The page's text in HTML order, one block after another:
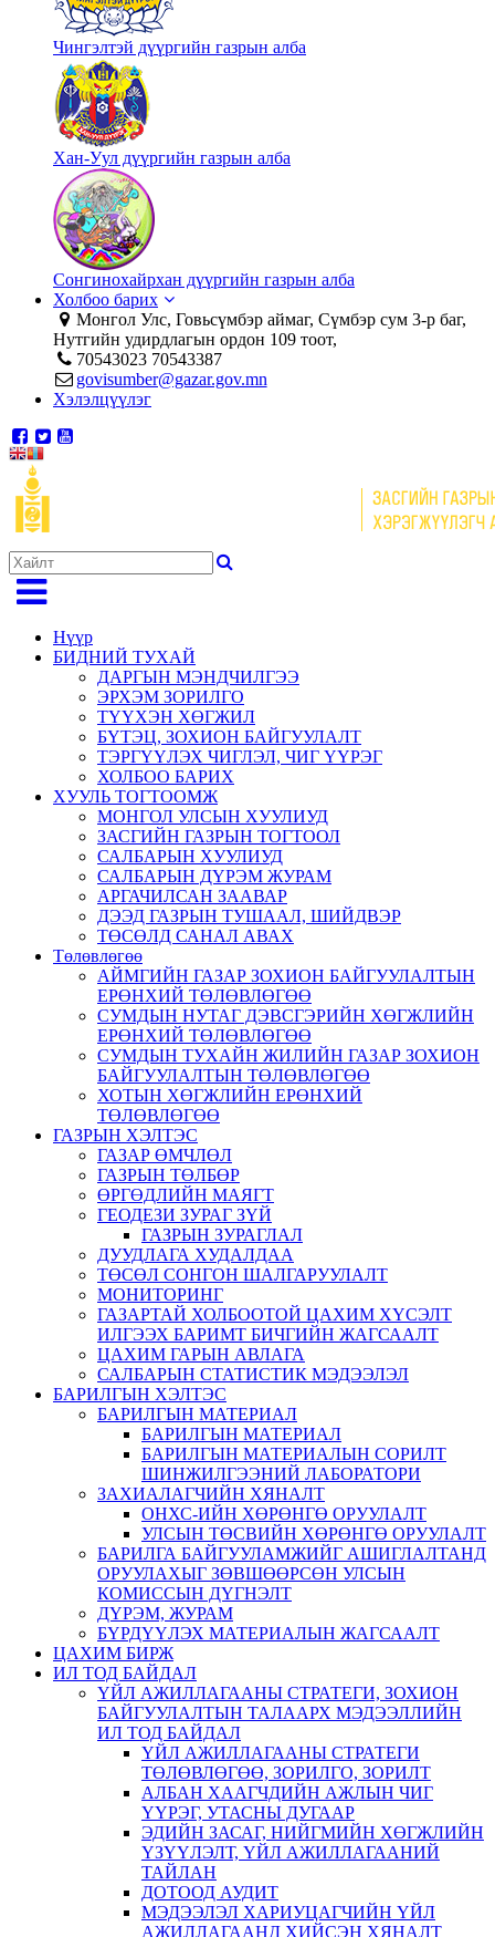
Чингэлтэй дүүргийн газрын алба
Хан-Уул дүүргийн газрын алба
Сонгинохайрхан дүүргийн газрын алба
Холбоо барих
Монгол Улс, Говьсүмбэр аймаг, Сүмбэр сум 3-р баг,
Нутгийн удирдлагын ордон 109 тоот,
70543023 70543387
govisumber@gazar.gov.mn
Хэлэлцүүлэг
Нүүр
БИДНИЙ ТУХАЙ
ДАРГЫН МЭНДЧИЛГЭЭ
ЭРХЭМ ЗОРИЛГО
ТҮҮХЭН ХӨГЖИЛ
БҮТЭЦ, ЗОХИОН БАЙГУУЛАЛТ
ТЭРГҮҮЛЭХ ЧИГЛЭЛ, ЧИГ ҮҮРЭГ
ХОЛБОО БАРИХ
ХУУЛЬ ТОГТООМЖ
МОНГОЛ УЛСЫН ХУУЛИУД
ЗАСГИЙН ГАЗРЫН ТОГТООЛ
САЛБАРЫН ХУУЛИУД
САЛБАРЫН ДҮРЭМ ЖУРАМ
АРГАЧИЛСАН ЗААВАР
ДЭЭД ГАЗРЫН ТУШААЛ, ШИЙДВЭР
ТӨСӨЛД САНАЛ АВАХ
Төлөвлөгөө
АЙМГИЙН ГАЗАР ЗОХИОН БАЙГУУЛАЛТЫН
ЕРӨНХИЙ ТӨЛӨВЛӨГӨӨ
СУМДЫН НУТАГ ДЭВСГЭРИЙН ХӨГЖЛИЙН
ЕРӨНХИЙ ТӨЛӨВЛӨГӨӨ
СУМДЫН ТУХАЙН ЖИЛИЙН ГАЗАР ЗОХИОН
БАЙГУУЛАЛТЫН ТӨЛӨВЛӨГӨӨ
ХОТЫН ХӨГЖЛИЙН ЕРӨНХИЙ
ТӨЛӨВЛӨГӨӨ
ГАЗРЫН ХЭЛТЭС
ГАЗАР ӨМЧЛӨЛ
ГАЗРЫН ТӨЛБӨР
ӨРГӨДЛИЙН МАЯГТ
ГЕОДЕЗИ ЗУРАГ ЗҮЙ
ГАЗРЫН ЗУРАГЛАЛ
ДУУДЛАГА ХУДАЛДАА
ТӨСӨЛ СОНГОН ШАЛГАРУУЛАЛТ
МОНИТОРИНГ
ГАЗАРТАЙ ХОЛБООТОЙ ЦАХИМ ХҮСЭЛТ
ИЛГЭЭХ БАРИМТ БИЧГИЙН ЖАГСААЛТ
ЦАХИМ ГАРЫН АВЛАГА
САЛБАРЫН СТАТИСТИК МЭДЭЭЛЭЛ
БАРИЛГЫН ХЭЛТЭС
БАРИЛГЫН МАТЕРИАЛ
БАРИЛГЫН МАТЕРИАЛ
БАРИЛГЫН МАТЕРИАЛЫН СОРИЛТ
ШИНЖИЛГЭЭНИЙ ЛАБОРАТОРИ
ЗАХИАЛАГЧИЙН ХЯНАЛТ
ОНХС-ИЙН ХӨРӨНГӨ ОРУУЛАЛТ
УЛСЫН ТӨСВИЙН ХӨРӨНГӨ ОРУУЛАЛТ
БАРИЛГА БАЙГУУЛАМЖИЙГ АШИГЛАЛТАНД
ОРУУЛАХЫГ ЗӨВШӨӨРСӨН УЛСЫН
КОМИССЫН ДҮГНЭЛТ
ДҮРЭМ, ЖУРАМ
БҮРДҮҮЛЭХ МАТЕРИАЛЫН ЖАГСААЛТ
ЦАХИМ БИРЖ
ИЛ ТОД БАЙДАЛ
ҮЙЛ АЖИЛЛАГААНЫ СТРАТЕГИ, ЗОХИОН
БАЙГУУЛАЛТЫН ТАЛААРХ МЭДЭЭЛЛИЙН
ИЛ ТОД БАЙДАЛ
ҮЙЛ АЖИЛЛАГААНЫ СТРАТЕГИ
ТӨЛӨВЛӨГӨӨ, ЗОРИЛГО, ЗОРИЛТ
АЛБАН ХААГЧДИЙН АЖЛЫН ЧИГ
ҮҮРЭГ, УТАСНЫ ДУГААР
ЭДИЙН ЗАСАГ, НИЙГМИЙН ХӨГЖЛИЙН
ҮЗҮҮЛЭЛТ, ҮЙЛ АЖИЛЛАГААНИЙ
ТАЙЛАН
ДОТООД АУДИТ
МЭДЭЭЛЭЛ ХАРИУЦАГЧИЙН ҮЙЛ
АЖИЛЛАГААНД ХИЙСЭН ХЯНАЛТ